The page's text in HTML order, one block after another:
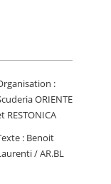
:
ORIENTE
RESTONICA
: Benoit
/ AR.BL